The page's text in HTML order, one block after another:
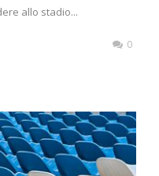
allo stadio...
0